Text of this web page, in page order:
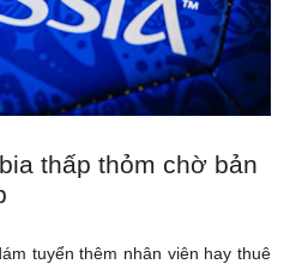
thấp thỏm chờ bản
tuyển thêm nhân viên hay thuê